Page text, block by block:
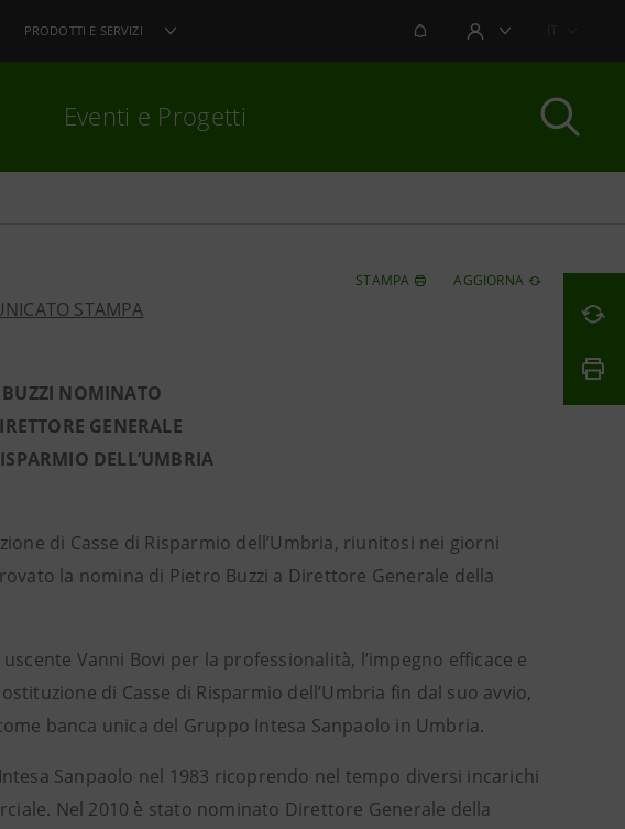
PRODOTTI E SERVIZI NOTIFICHEAREA UTENTE
Eventi e Progetti
STAMPA AGGIORNA
STAMPA
BUZZI NOMINATO
GENERALE
DELL’UMBRIA
di Casse di Risparmio dell’Umbria, riunitosi nei giorni
la nomina di Pietro Buzzi a Direttore Generale della
Vanni Bovi per la professionalità, l’impegno efficace e
di Casse di Risparmio dell’Umbria fin dal suo avvio,
banca unica del Gruppo Intesa Sanpaolo in Umbria.
Sanpaolo nel 1983 ricoprendo nel tempo diversi incarichi
Nel 2010 è stato nominato Direttore Generale della